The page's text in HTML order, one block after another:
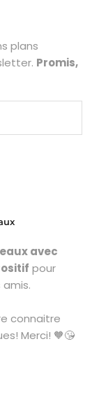
plans
Promis,
avec
pour
connaitre
Merci! 🧡😘